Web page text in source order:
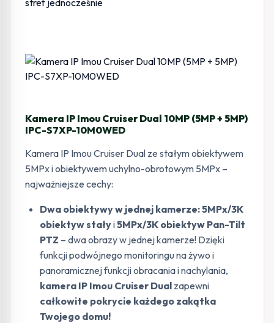
Kamera IP Imou Cruiser Dual 10MP (5MP + 5MP)
IPC-S7XP-10M0WED
Kamera IP Imou Cruiser Dual ze stałym obiektywem
5MPx i obiektywem uchylno-obrotowym 5MPx –
najważniejsze cechy:
Dwa obiektywy w jednej kamerze: 5MPx/3K
obiektyw stałyi5MPx/3K obiektyw Pan-Tilt
PTZ – dwa obrazy w jednej kamerze! Dzięki
funkcji podwójnego monitoringu na żywo i
panoramicznej funkcji obracania i nachylania,
kamera IP Imou Cruiser Dual zapewni
całkowite pokrycie każdego zakątka
Twojego domu!